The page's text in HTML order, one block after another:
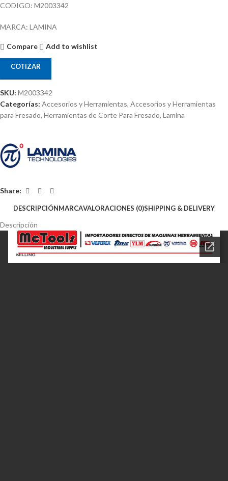
CODIGO: M2003342
MARCA: LAMINA
Compare Add to wishlist
COTIZAR
SKU: M2003342
Categorías: Accesorios y Herramientas, Accesorios y Herramientas
para Fresado, Herramientas de Corte Para Fresado, Lamina
Share:
DESCRIPCIÓNMARCAVALORACIONES (0)SHIPPING & DELIVERY
Descripción